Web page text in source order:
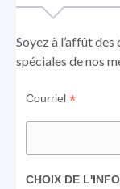
une
fenêtre
une
fenêtre
une
fenêtre
Soyez à l’affût
spéciales de nos
Courriel*
CHOIX DE